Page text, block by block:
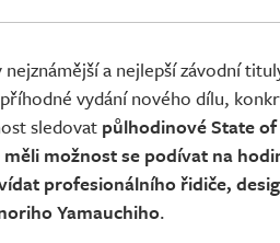
a nejlepší závodní
vydání nového dílu,
sledovat půlhodinové State of
měli možnost se podívat na
profesionálního řidiče,
Yamauchiho.